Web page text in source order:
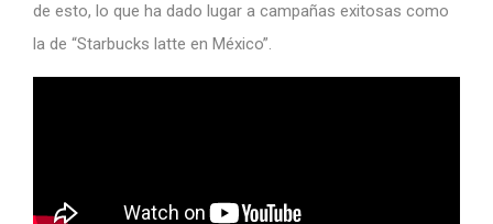
de esto, lo que ha dado lugar a campañas exitosas como
la de “Starbucks latte en México”.